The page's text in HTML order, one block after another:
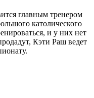
главным тренером
католического
и у них нет
Кэти Раш ведет